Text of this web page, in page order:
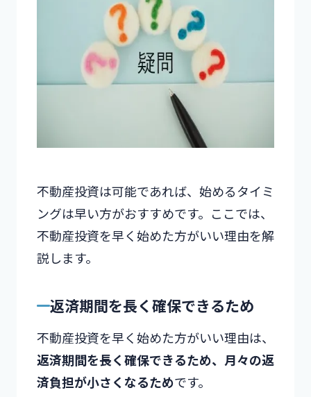
不動産投資は可能であれば、始めるタイミ
ングは早い方がおすすめです。ここでは、
不動産投資を早く始めた方がいい理由を解
説します。
返済期間を長く確保できるため
不動産投資を早く始めた方がいい理由は、
返済期間を長く確保できるため、月々の返
済負担が小さくなるためです。